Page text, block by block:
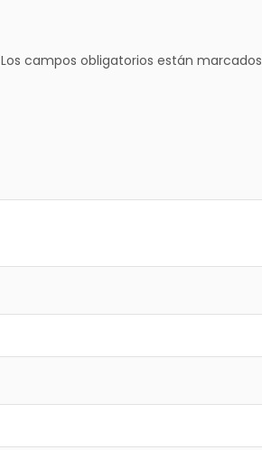
Los campos obligatorios están marcados